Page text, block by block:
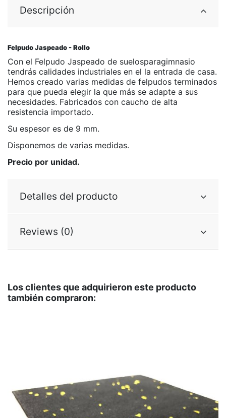
Descripción
Felpudo Jaspeado - Rollo
Con el Felpudo Jaspeado de suelosparagimnasio
tendrás calidades industriales en el la entrada de casa.
Hemos creado varias medidas de felpudos terminados
para que pueda elegir la que más se adapte a sus
necesidades. Fabricados con caucho de alta
resistencia importado.
Su espesor es de 9 mm.
Disponemos de varias medidas.
Precio por unidad.
Detalles del producto
Reviews (0)
Los clientes que adquirieron este producto
también compraron: